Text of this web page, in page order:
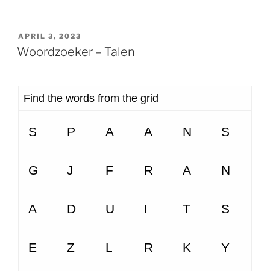
GEPLAATST
OP
APRIL 3, 2023
Woordzoeker – Talen